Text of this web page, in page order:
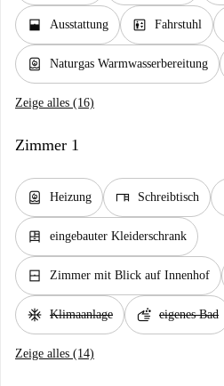
window_open Ausstattung elevator Fahrstuhl
water_heater Naturgas Warmwasserbereitung
Zeige alles (16)
Zimmer 1
water_heater Heizung desk Schreibtisch
dresser eingebauter Kleiderschrank
window_closed Zimmer mit Blick auf Innenhof
ac_unit Klimaanlage soap eigenes Bad
Zeige alles (14)